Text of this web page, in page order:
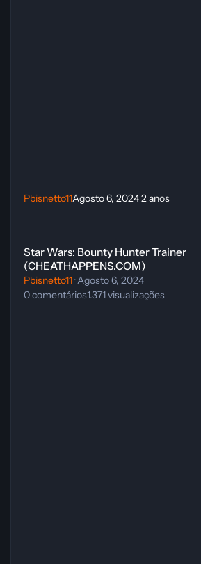
Pbisnetto11Agosto 6, 20242 anos
Star Wars: Bounty Hunter Trainer
(CHEATHAPPENS.COM)
Pbisnetto11·Agosto 6, 2024
0comentários1.371visualizações